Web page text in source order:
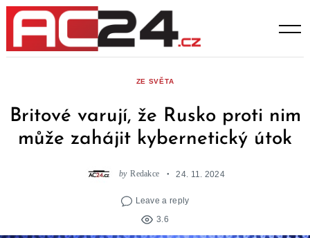
Skip
content
ZE SVĚTA
Britové varují, že Rusko proti nim
může zahájit kybernetický útok
by Redakce 24. 11. 2024
Leave a reply
3.6